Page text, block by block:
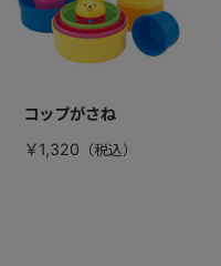
コップがさね
￥1,320